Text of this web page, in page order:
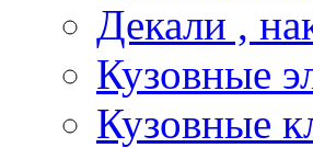
Декали ,
Кузовные
Кузовные